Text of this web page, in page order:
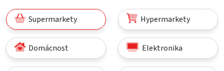
Supermarkety Hypermarkety
Domácnost Elektronika